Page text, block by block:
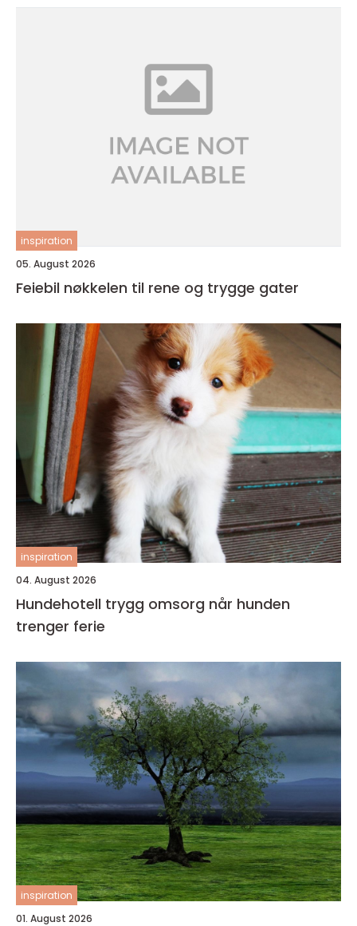
inspiration
05. August 2026
Feiebil nøkkelen til rene og trygge gater
inspiration
04. August 2026
Hundehotell trygg omsorg når hunden
trenger ferie
inspiration
01. August 2026